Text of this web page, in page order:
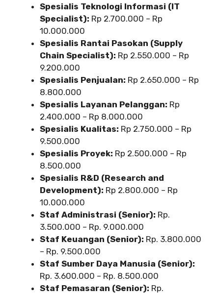
Spesialis Teknologi Informasi (IT
Specialist): Rp 2.700.000 – Rp
10.000.000
Spesialis Rantai Pasokan (Supply
Chain Specialist): Rp 2.550.000 – Rp
9.200.000
Spesialis Penjualan: Rp 2.650.000 – Rp
8.800.000
Spesialis Layanan Pelanggan: Rp
2.400.000 – Rp 8.000.000
Spesialis Kualitas: Rp 2.750.000 – Rp
9.500.000
Spesialis Proyek: Rp 2.500.000 – Rp
8.500.000
Spesialis R&D (Research and
Development): Rp 2.800.000 – Rp
10.000.000
Staf Administrasi (Senior): Rp.
3.500.000 – Rp. 9.000.000
Staf Keuangan (Senior): Rp. 3.800.000
– Rp. 9.500.000
Staf Sumber Daya Manusia (Senior):
Rp. 3.600.000 – Rp. 8.500.000
Staf Pemasaran (Senior): Rp.